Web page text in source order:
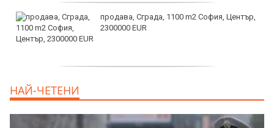
продава, Сграда, 1100 m2 София, Център,
2300000 EUR
НАЙ-ЧЕТЕНИ